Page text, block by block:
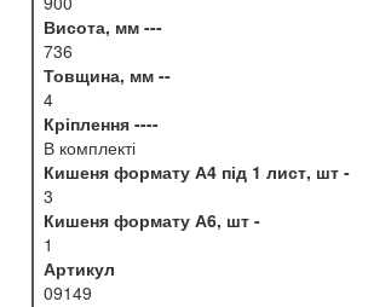
Висота, мм ---
736
Товщина, мм --
4
Кріплення ----
В комплекті
Кишеня формату А4 під 1 лист, шт -
3
Кишеня формату А6, шт -
1
Артикул
09149